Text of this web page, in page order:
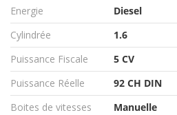
Energie
Diesel
Cylindrée
1.6
Puissance Fiscale
5 CV
Puissance Réelle
92 CH DIN
Boites de vitesses
Manuelle